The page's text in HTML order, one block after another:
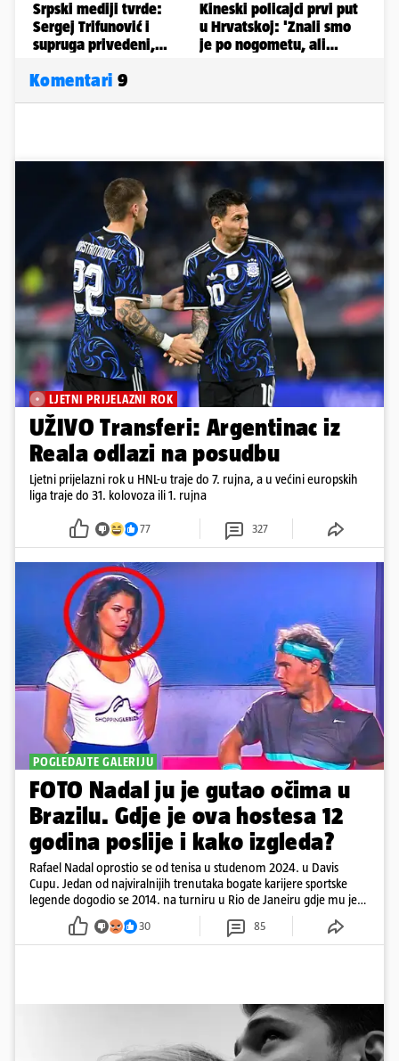
Komentari 9
LJETNI PRIJELAZNI ROK
UŽIVO Transferi: Argentinac iz
Reala odlazi na posudbu
Ljetni prijelazni rok u HNL-u traje do 7. rujna, a u većini europskih
liga traje do 31. kolovoza ili 1. rujna
77 327
POGLEDAJTE GALERIJU
FOTO Nadal ju je gutao očima u
Brazilu. Gdje je ova hostesa 12
godina poslije i kako izgleda?
Rafael Nadal oprostio se od tenisa u studenom 2024. u Davis
Cupu. Jedan od najviralnijih trenutaka bogate karijere sportske
legende dogodio se 2014. na turniru u Rio de Janeiru gdje mu je
pažnju odvlačila ljepotica iza klupe
30 85